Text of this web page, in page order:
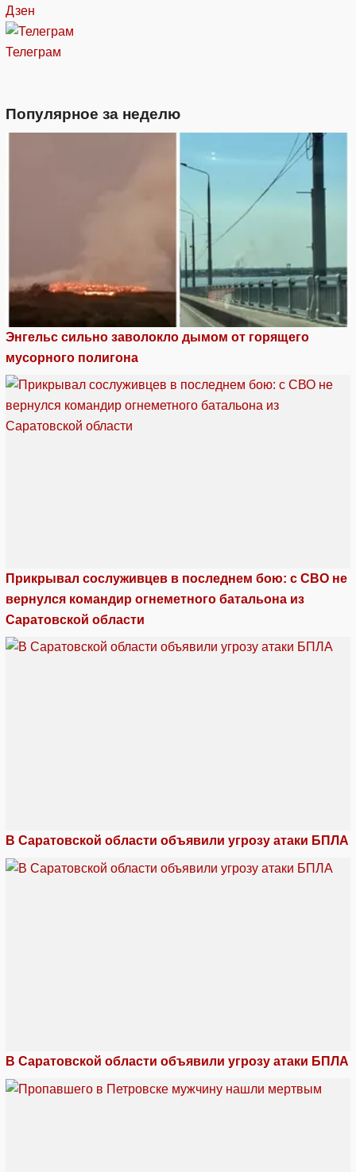
Дзен
Телеграм
Популярное за неделю
Энгельс сильно заволокло дымом от горящего
мусорного полигона
Прикрывал сослуживцев в последнем бою: с СВО не
вернулся командир огнеметного батальона из
Саратовской области
В Саратовской области объявили угрозу атаки БПЛА
В Саратовской области объявили угрозу атаки БПЛА